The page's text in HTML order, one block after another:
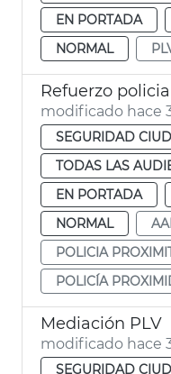
EN PORTADA
NORMAL
Refuerzo
modificado hace
SEGURIDAD
TODAS LAS
EN PORTADA
NORMAL
POLICIA
POLICÍA
Mediación PLV
modificado hace
SEGURIDAD